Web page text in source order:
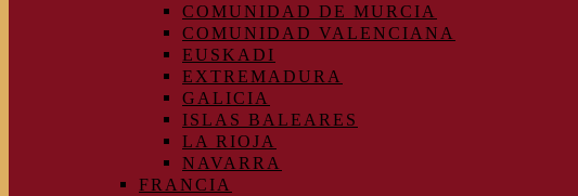
COMUNIDAD DE MURCIA
COMUNIDAD VALENCIANA
EUSKADI
EXTREMADURA
GALICIA
ISLAS BALEARES
LA RIOJA
NAVARRA
FRANCIA